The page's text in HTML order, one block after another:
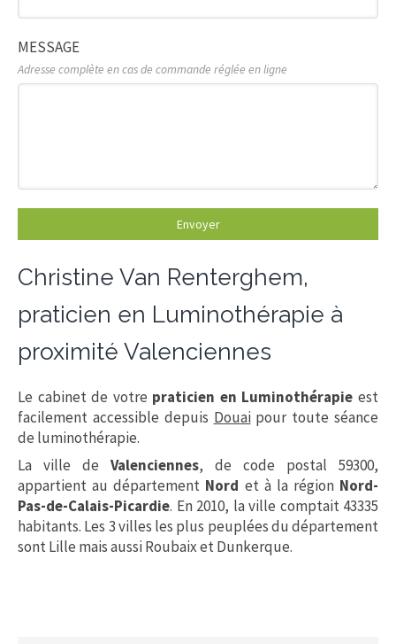
MESSAGE
Adresse complète en cas de commande réglée en ligne
Envoyer
Christine Van Renterghem,
praticien en Luminothérapie à
proximité Valenciennes
Le cabinet de votre praticien en Luminothérapie est
facilement accessible depuis Douaipour toute séance
de luminothérapie.
La ville de Valenciennes, de code postal 59300,
appartient au département Nord et à la région Nord-
Pas-de-Calais-Picardie. En 2010, la ville comptait 43335
habitants. Les 3 villes les plus peuplées du département
sont Lille mais aussi Roubaix et Dunkerque.